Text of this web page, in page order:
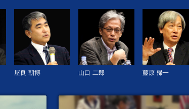
屋良 朝博 山口 二郎 藤原 帰一